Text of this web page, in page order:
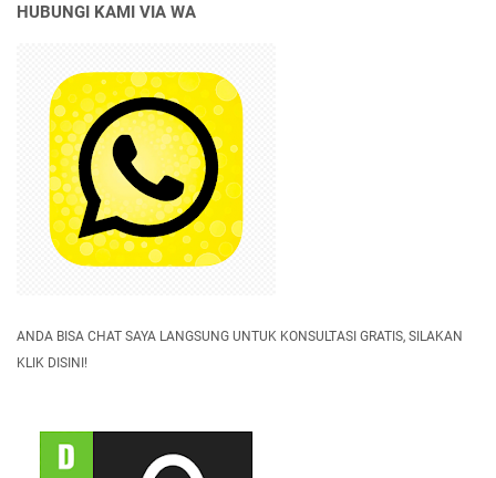
HUBUNGI KAMI VIA WA
ANDA BISA CHAT SAYA LANGSUNG UNTUK KONSULTASI GRATIS, SILAKAN
KLIK DISINI!